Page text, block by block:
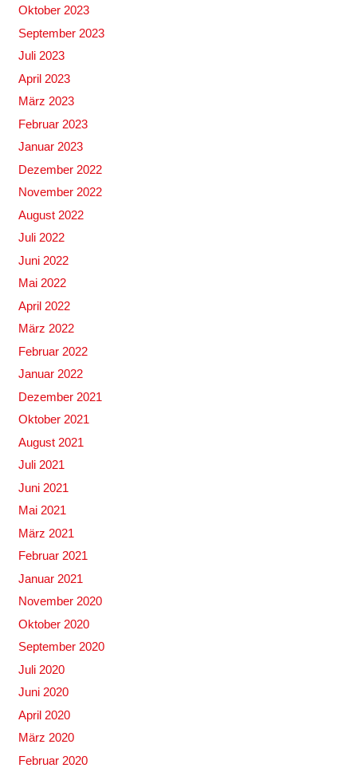
Oktober 2023
September 2023
Juli 2023
April 2023
März 2023
Februar 2023
Januar 2023
Dezember 2022
November 2022
August 2022
Juli 2022
Juni 2022
Mai 2022
April 2022
März 2022
Februar 2022
Januar 2022
Dezember 2021
Oktober 2021
August 2021
Juli 2021
Juni 2021
Mai 2021
März 2021
Februar 2021
Januar 2021
November 2020
Oktober 2020
September 2020
Juli 2020
Juni 2020
April 2020
März 2020
Februar 2020